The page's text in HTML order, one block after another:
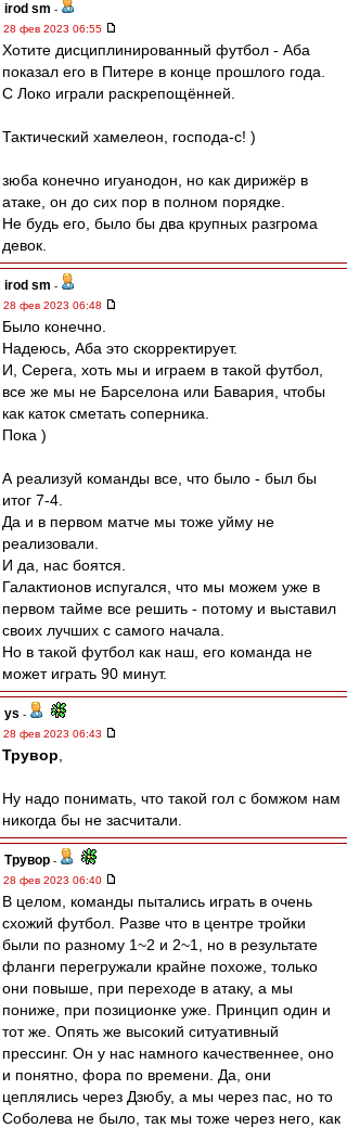
irod sm -
28 фев 2023 06:55
Хотите дисциплинированный футбол - Аба
показал его в Питере в конце прошлого года.
С Локо играли раскрепощённей.
Тактический хамелеон, господа-с! )
зюба конечно игуанодон, но как дирижёр в
атаке, он до сих пор в полном порядке.
Не будь его, было бы два крупных разгрома
девок.
irod sm -
28 фев 2023 06:48
Было конечно.
Надеюсь, Аба это скорректирует.
И, Серега, хоть мы и играем в такой футбол,
все же мы не Барселона или Бавария, чтобы
как каток сметать соперника.
Пока )
А реализуй команды все, что было - был бы
итог 7-4.
Да и в первом матче мы тоже уйму не
реализовали.
И да, нас боятся.
Галактионов испугался, что мы можем уже в
первом тайме все решить - потому и выставил
своих лучших с самого начала.
Но в такой футбол как наш, его команда не
может играть 90 минут.
ys -
28 фев 2023 06:43
Трувор
Ну надо понимать, что такой гол с бомжом нам
никогда бы не засчитали.
Трувор -
28 фев 2023 06:40
В целом, команды пытались играть в очень
схожий футбол. Разве что в центре тройки
были по разному 1~2 и 2~1, но в результате
фланги перегружали крайне похоже, только
они повыше, при переходе в атаку, а мы
пониже, при позиционке уже. Принцип один и
тот же. Опять же высокий ситуативный
прессинг. Он у нас намного качественнее, оно
и понятно, фора по времени. Да, они
цеплялись через Дзюбу, а мы через пас, но то
Соболева не было, так мы тоже через него, как